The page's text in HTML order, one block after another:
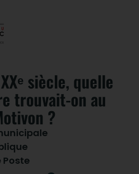
siècle, quelle
trouvait-on au
?
Poste